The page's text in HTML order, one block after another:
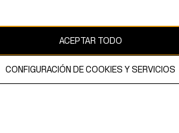
& Mauritz AB.ACEPTAR TODO
CONFIGURACIÓN DE COOKIES Y SERVICIOS